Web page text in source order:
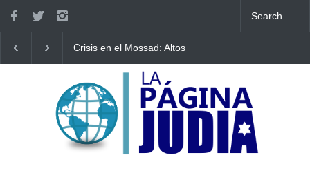
Crisis en el Mossad: Altos
contra el director Roman
Gofman por la
reorganización de Irán
víctimas de un ataque
creciente hostilidad
Europa